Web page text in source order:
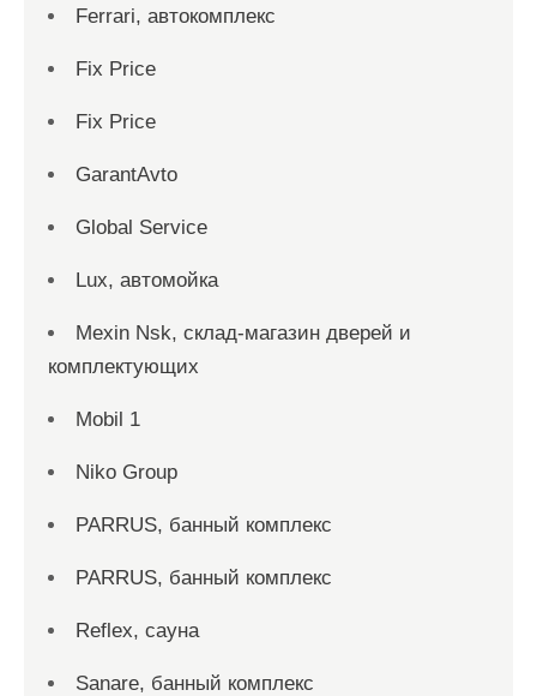
Ferrari, автокомплекс
Fix Price
Fix Price
GarantAvto
Global Service
Lux, автомойка
Mexin Nsk, склад-магазин дверей и
комплектующих
Mobil 1
Niko Group
PARRUS, банный комплекс
PARRUS, банный комплекс
Reflex, сауна
Sanare, банный комплекс